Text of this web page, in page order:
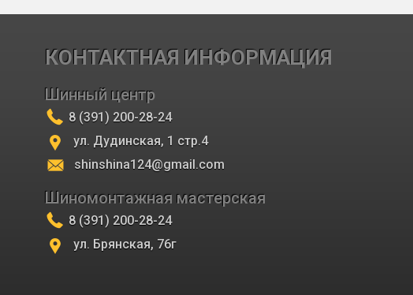
КОНТАКТНАЯ ИНФОРМАЦИЯ
Шинный центр
8 (391) 200-28-24
ул. Дудинская, 1 стр.4
shinshina124@gmail.com
Шиномонтажная мастерская
8 (391) 200-28-24
ул. Брянская, 76г